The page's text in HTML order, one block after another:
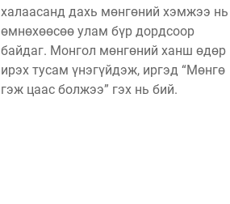
халаасанд дахь мөнгөний хэмжээ нь
өмнөхөөсөө улам бүр дордсоор
байдаг. Монгол мөнгөний ханш өдөр
ирэх тусам үнэгүйдэж, иргэд “Мөнгө
гэж цаас болжээ” гэх нь бий.